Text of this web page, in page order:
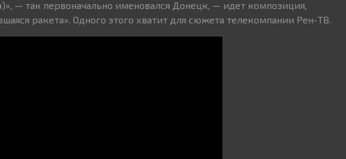
— так первоначально именовался Донецк, — идет композиция,
ракета». Одного этого хватит для сюжета телекомпании Рен-ТВ.